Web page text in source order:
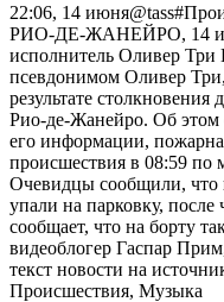
22:06, 14
РИО-ДЕ-ЖАНЕЙРО, 14
исполнитель Оливер Три
псевдонимом Оливер
результате столкновения
Рио-де-Жанейро. Об
его информации,
происшествия в 08:59 по
Очевидцы сообщили, что
упали на парковку, после
сообщает, что на борту
видеоблогер Гаспар
текст новости на
Происшествия, Музыка